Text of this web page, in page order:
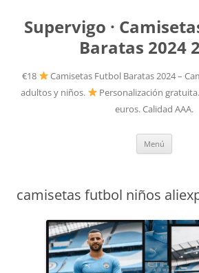
Supervigo ·
Baratas 2024
€18
Camisetas Futbol Baratas 2024 –
adultos y niños.
Personalización
euros. Calidad AAA.
Menú
camisetas futbol niños